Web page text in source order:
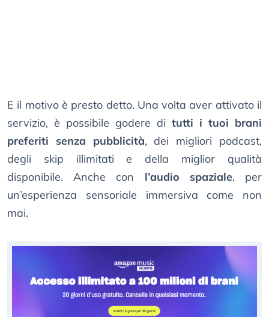
E il motivo è presto detto. Una volta aver attivato il
servizio, è possibile godere di tutti i tuoi brani
preferiti senza pubblicità, dei migliori podcast,
degli skip illimitati e della miglior qualità
disponibile. Anche con l’audio spaziale, per
un’esperienza sensoriale immersiva come non
mai.